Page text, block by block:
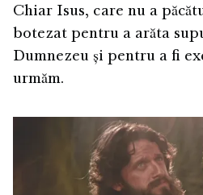
Chiar Isus, care nu a
botezat pentru a arăta
Dumnezeu și pentru a fi
urmăm.